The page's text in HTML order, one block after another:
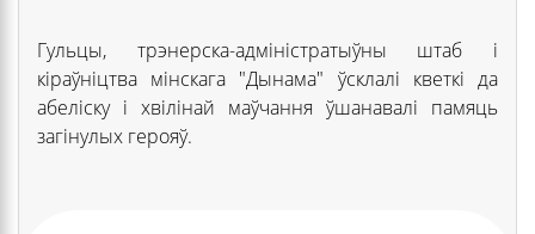
Гульцы, трэнерска-адміністратыўны штаб і
кіраўніцтва мінскага "Дынама" ўсклалі кветкі да
абеліску і хвілінай маўчання ўшанавалі памяць
загінулых герояў.